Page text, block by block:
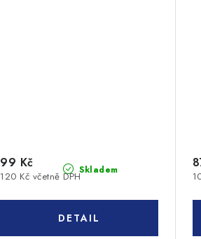
Skladem
120 Kč včetně DPH
99 Kč